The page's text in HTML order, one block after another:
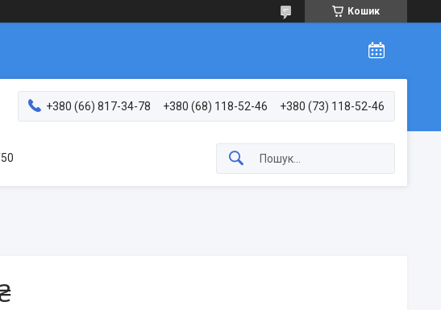
Кошик
+380 (66) 817-34-78 +380 (68) 118-52-46 +380 (73) 118-52-46